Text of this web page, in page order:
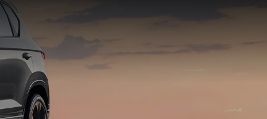
Bezpłatna jazda próbna
Przetestuj model z wybranym silnikiem
i skrzynią biegów